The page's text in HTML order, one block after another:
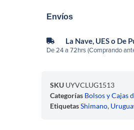
Envíos
La Nave, UES o De
De 24 a 72hrs (Comprando
SKU UYVCLUG1513
Categorías Bolsos y Cajas
EtiquetasShimano,